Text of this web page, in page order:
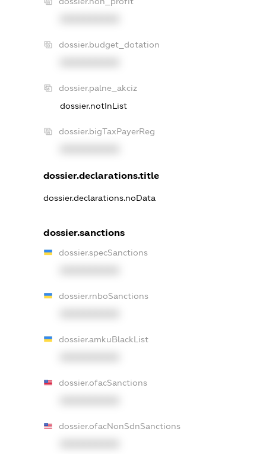
dossier.budget_dotation
dossier.palne_akciz
dossier.notInList
dossier.bigTaxPayerReg
dossier.declarations.title
dossier.declarations.noData
dossier.sanctions
dossier.specSanctions
dossier.rnboSanctions
dossier.amkuBlackList
dossier.ofacSanctions
dossier.ofacNonSdnSanctions